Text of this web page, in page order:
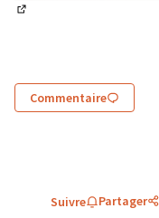
Commentaire
Suivre Partager